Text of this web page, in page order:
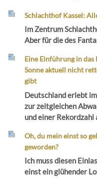
Schlachthof Kassel:
Im Zentrum
Aber für die des
Eine Einführung in das
Sonne aktuell nicht
gibt
Deutschland erlebt
zur zeitgleichen
und einer Rekordzahl
Oh, du mein einst so
geworden?
Ich muss diesen
einst ein glühender